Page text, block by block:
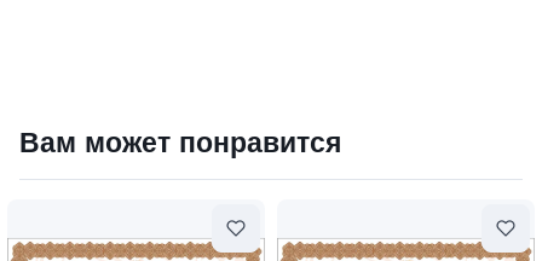
300000₽9 840 ₽
Вам может понравится